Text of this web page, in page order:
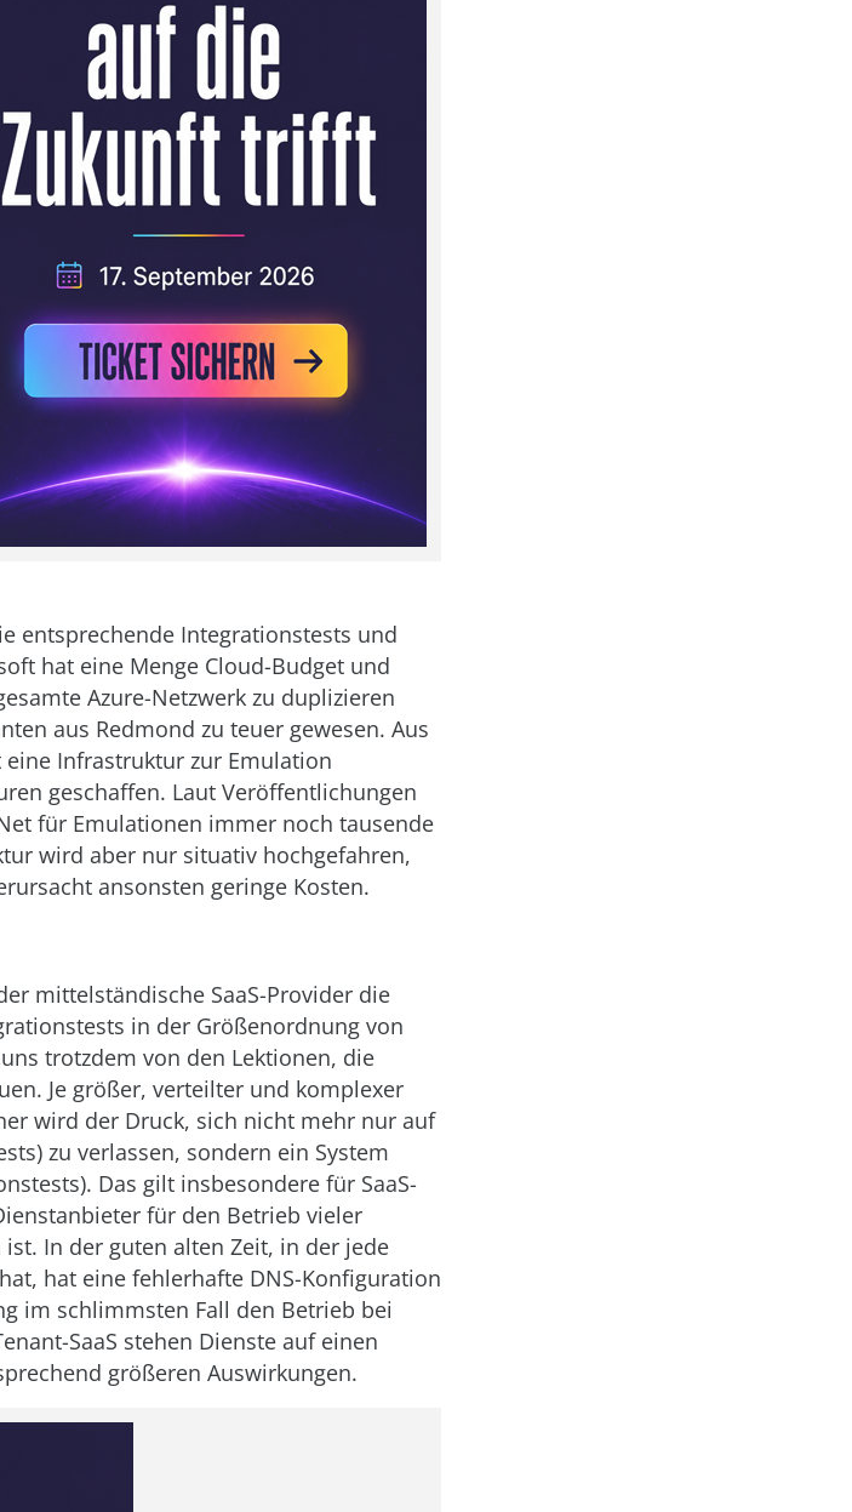
entsprechende Integrationstests und
hat eine Menge Cloud-Budget und
Azure-Netzwerk zu duplizieren
aus Redmond zu teuer gewesen. Aus
Infrastruktur zur Emulation
geschaffen. Laut Veröffentlichungen
für Emulationen immer noch tausende
wird aber nur situativ hochgefahren,
ansonsten geringe Kosten.
mittelständische SaaS-Provider die
in der Größenordnung von
trotzdem von den Lektionen, die
Je größer, verteilter und komplexer
wird der Druck, sich nicht mehr nur auf
zu verlassen, sondern ein System
Das gilt insbesondere für SaaS-
für den Betrieb vieler
In der guten alten Zeit, in der jede
hat eine fehlerhafte DNS-Konfiguration
im schlimmsten Fall den Betrieb bei
SaaS stehen Dienste auf einen
größeren Auswirkungen.